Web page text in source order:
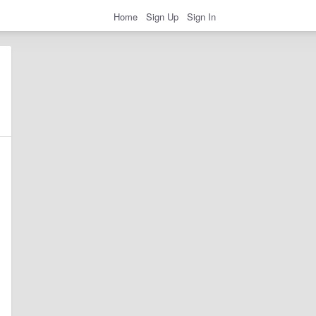
Home Sign Up Sign In